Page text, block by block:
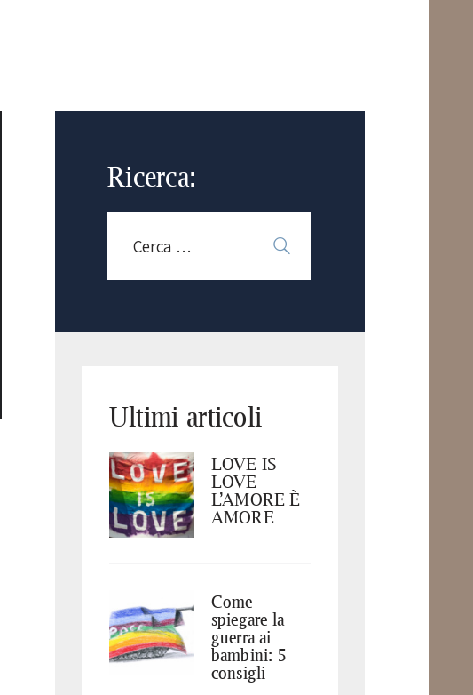
Ricerca:
Ultimi articoli
LOVE IS
LOVE –
L’AMORE È
AMORE
Come
spiegare la
guerra ai
bambini: 5
consigli